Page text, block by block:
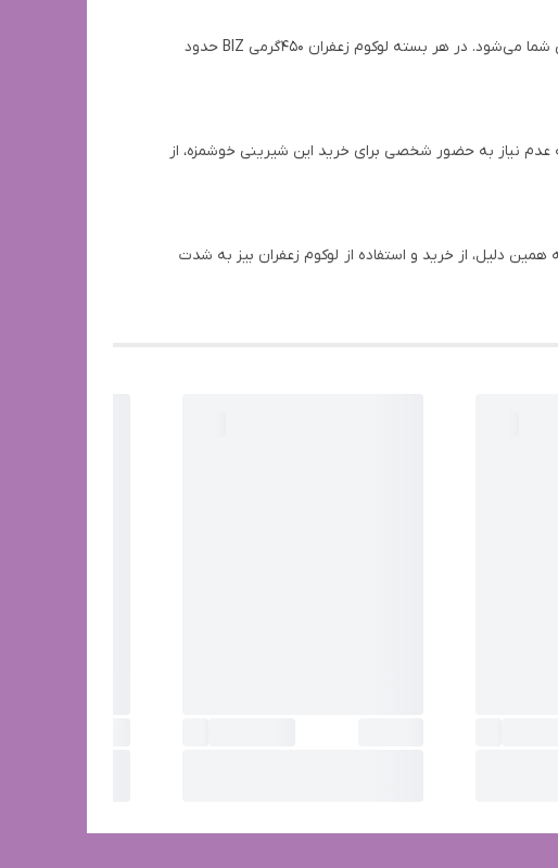
این محصول دارای ویتامین ها، مواد معدنی و فیبر بسیار زیادی است که باعث افزایش سطح انرژی و بهبود عملکرد گوارشی شما می‌شود. در هر بسته لوکوم زعفران 450گرمی BIZ حدود
نیاز به حضور شخصی برای خرید این شیرینی خوشمزه، از
دلیل، از خرید و استفاده از لوکوم زعفران بیز به شدت